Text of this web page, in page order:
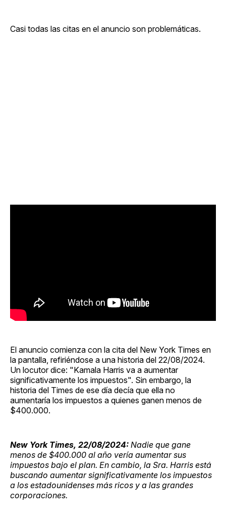
Casi todas las citas en el anuncio son problemáticas.
El anuncio comienza con la cita del New York Times en
la pantalla, refiriéndose a una historia del 22/08/2024.
Un locutor dice: "Kamala Harris va a aumentar
significativamente los impuestos". Sin embargo, la
historia del Times de ese día decía que ella no
aumentaría los impuestos a quienes ganen menos de
$400.000.
New York Times, 22/08/2024: Nadie que gane
menos de $400.000 al año vería aumentar sus
impuestos bajo el plan. En cambio, la Sra. Harris está
buscando aumentar significativamente los impuestos
a los estadounidenses más ricos y a las grandes
corporaciones.